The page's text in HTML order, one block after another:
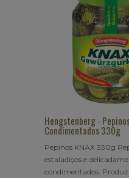
Hengstenberg -
Condimentados 330g
Pepinos KNAX 330g
estaladiços e
condimentados.